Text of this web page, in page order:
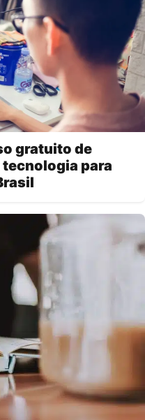
gratuito de
para